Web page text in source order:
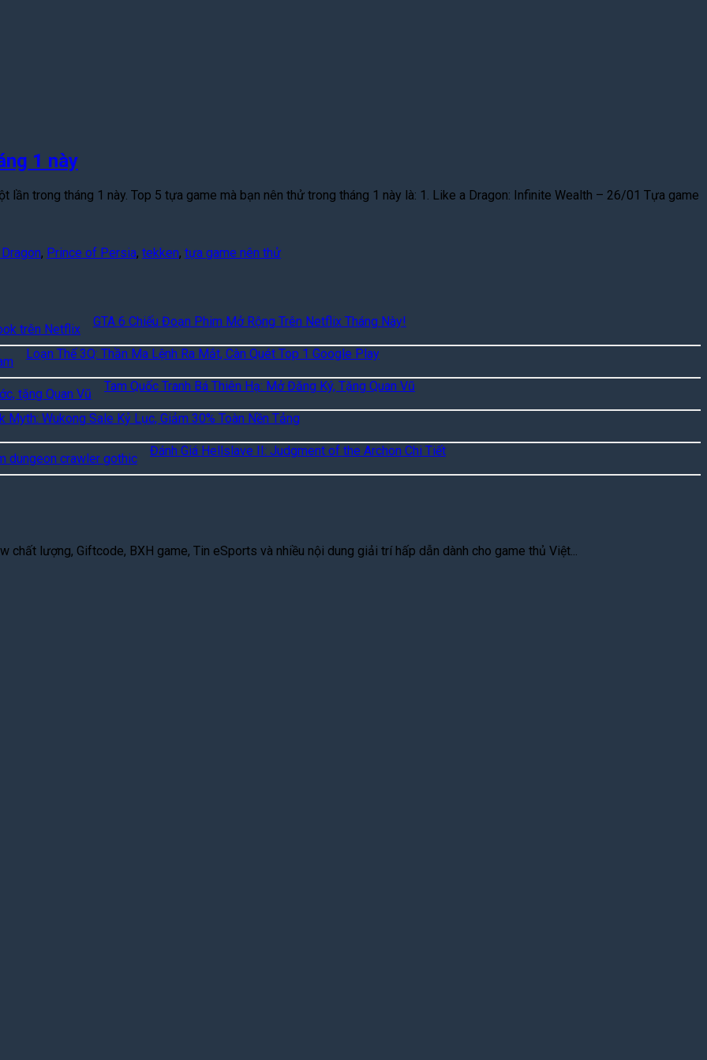
1 này
trong tháng 1 này. Top 5 tựa game mà bạn nên thử trong tháng 1 này là: 1. Like a Dragon: Infinite Wealth – 26/01 Tựa game
, Prince of Persia, tekken, tựa game nên thử
GTA 6 Chiếu Đoạn Phim Mở Rộng Trên Netflix Tháng Này!
Loạn Thế 3Q: Thần Ma Lệnh Ra Mắt, Càn Quét Top 1 Google Play
Tam Quốc Tranh Bá Thiên Hạ: Mở Đăng Ký, Tặng Quan Vũ
Myth: Wukong Sale Kỷ Lục, Giảm 30% Toàn Nền Tảng
Đánh Giá Hellslave II: Judgment of the Archon Chi Tiết
chất lượng, Giftcode, BXH game, Tin eSports và nhiều nội dung giải trí hấp dẫn dành cho game thủ Việt...